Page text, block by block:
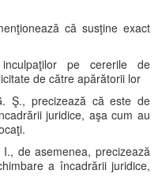
că susţine exact
pe cererile de
de către apărătorii lor
Ş., precizează că este de
juridice, aşa cum au
de asemenea, precizează
a încadrării juridice,